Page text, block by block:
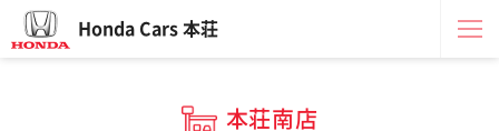
Honda Cars 本荘
本荘南店